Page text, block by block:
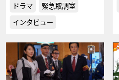
ドラマ
緊急取調室
インタビュー